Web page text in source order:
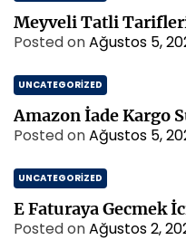
Meyveli Tatli
Posted onAğustos 5,
UNCATEGORIZED
Amazon İade Kargo
Posted onAğustos 5,
UNCATEGORIZED
E Faturaya Gecmek
Posted onAğustos 2,